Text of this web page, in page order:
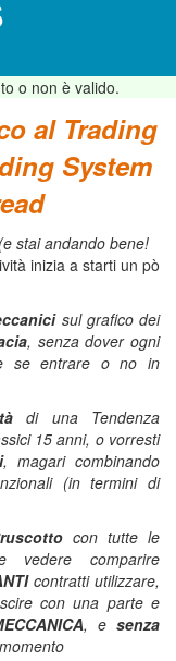
o non è valido.
al Trading
System
(e stai andando bene!
inizia a starti un pò
sul grafico dei
, senza dover ogni
se entrare o no in
di una Tendenza
15 anni, o vorresti
, magari combinando
(in termini di
con tutte le
vedere comparire
contratti utilizzare,
con una parte e
, e senza